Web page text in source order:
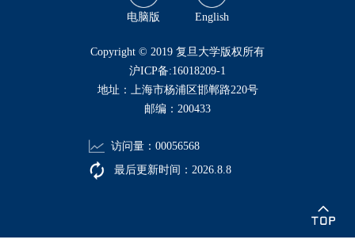
电脑版 English
​Copyright © 2019 复旦大学版权所有
沪ICP备:16018209-1
地址：上海市杨浦区邯郸路220号
邮编：200433
访问量： 00056568
最后更新时间： 2026 8 8